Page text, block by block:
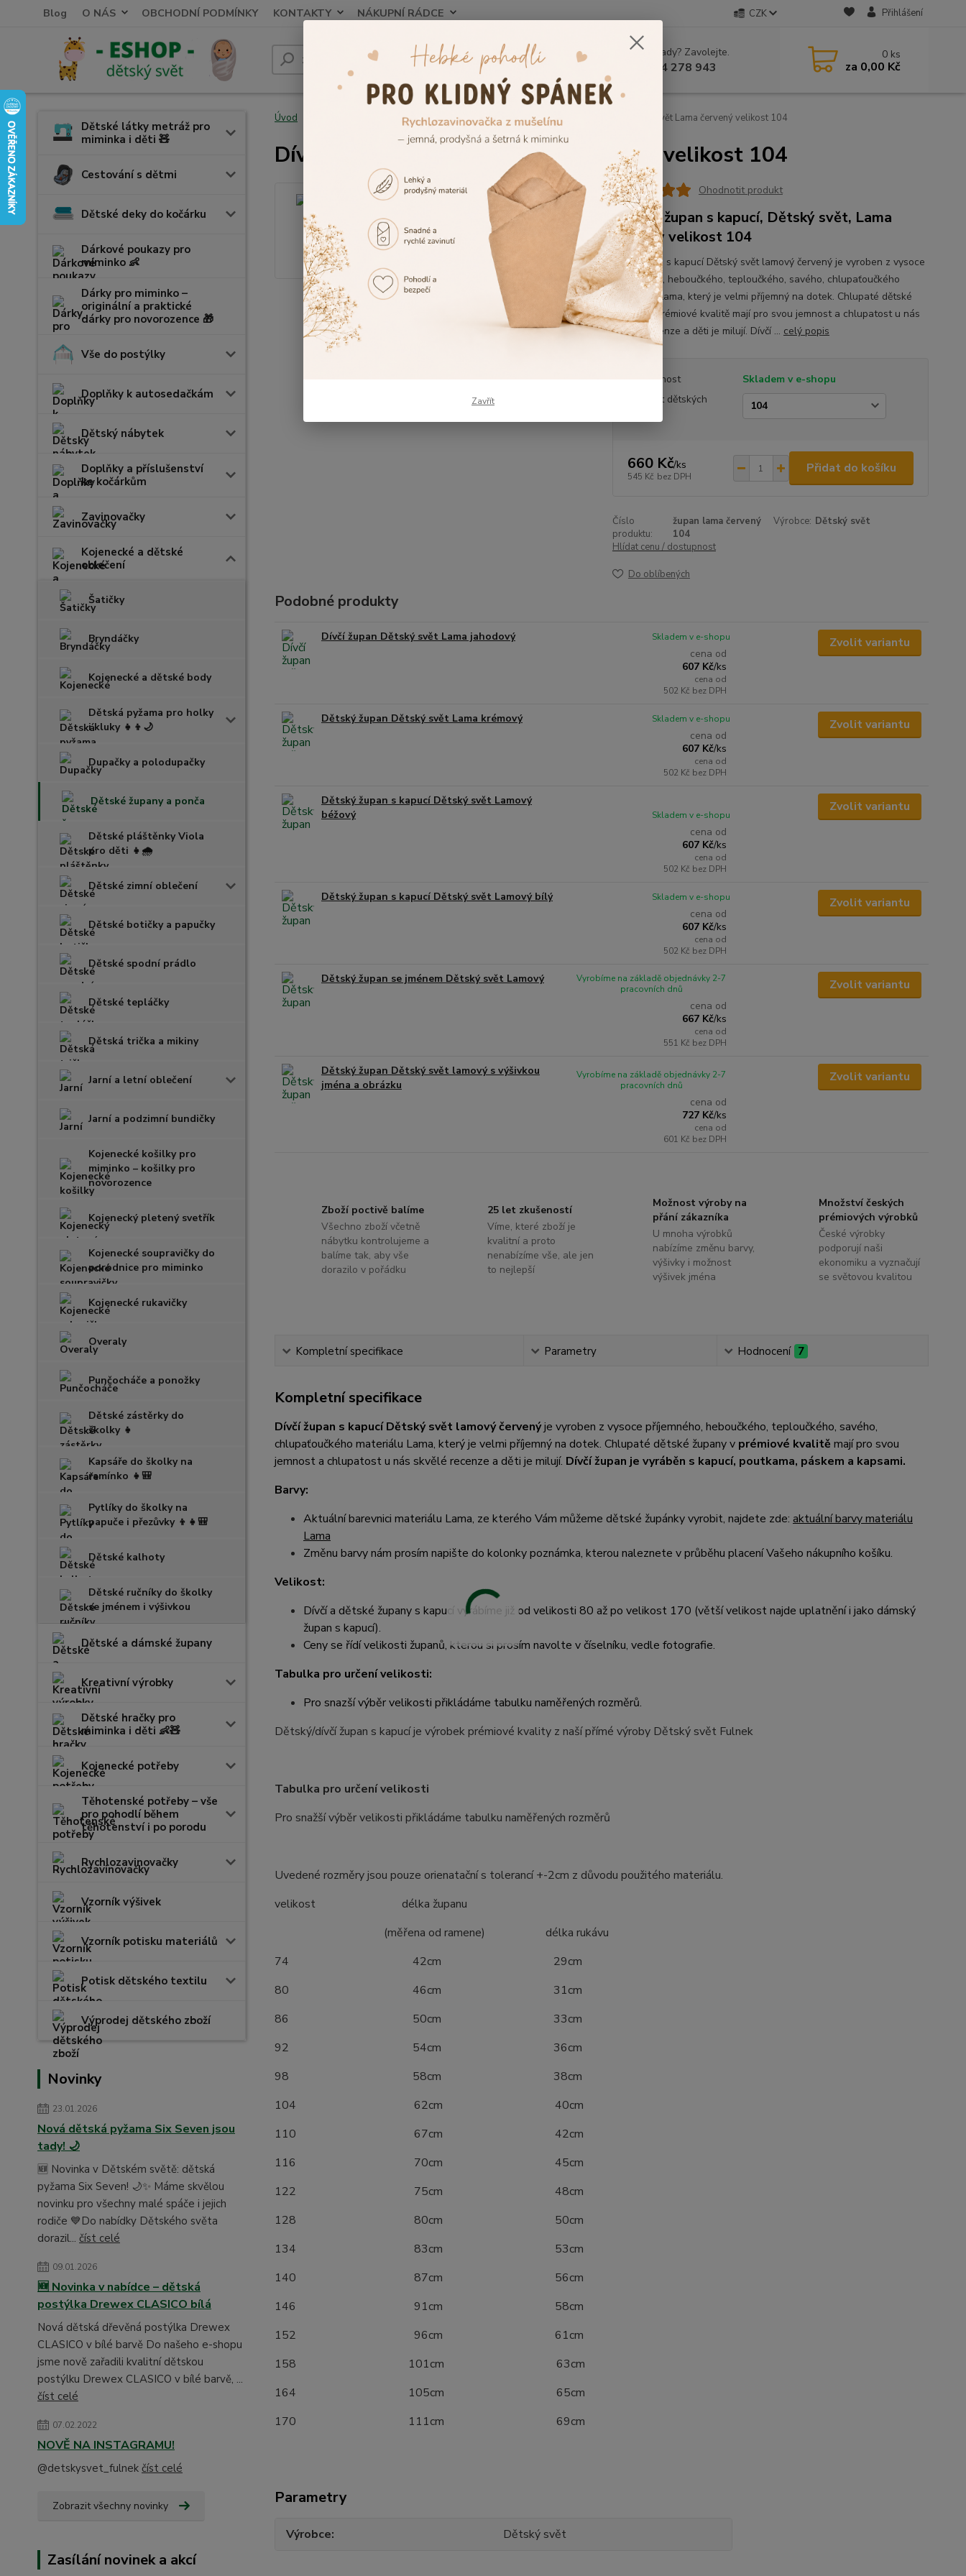
Blog O NÁS OBCHODNÍ PODMÍNKY KONTAKTY NÁKUPNÍ RÁDCE CZK Přihlášení
Hledat Nevíte si rady? Zavolejte.
+420 604 278 943
0 ks
za 0,00 Kč
Dětské látky metráž pro
miminka i děti 🧸
Cestování s dětmi
Dětské deky do kočárku
Dárkové poukazy pro
miminko 👶
Dárky pro miminko –
originální a praktické
dárky pro novorozence 🎁
Vše do postýlky
Doplňky k autosedačkám
Dětský nábytek
Doplňky a příslušenství
ke kočárkům
Zavinovačky
Kojenecké a dětské
oblečení
Šatičky
Bryndáčky
Kojenecké a dětské body
Dětská pyžama pro holky
i kluky 👧👦🌙
Dupačky a polodupačky
Dětské župany a ponča
Dětské pláštěnky Viola
pro děti 👧🌧️
Dětské zimní oblečení
Dětské botičky a papučky
Dětské spodní prádlo
Dětské tepláčky
Dětská trička a mikiny
Jarní a letní oblečení
Jarní a podzimní bundičky
Kojenecké košilky pro
miminko – košilky pro
novorozence
Kojenecký pletený svetřík
Kojenecké soupravičky do
porodnice pro miminko
Kojenecké rukavičky
Overaly
Punčocháče a ponožky
Dětské zástěrky do
školky 👧
Kapsáře do školky na
ramínko 👧🎒
Pytlíky do školky na
papuče i přezůvky 👦👧🎒
Dětské kalhoty
Dětské ručníky do školky
se jménem i výšivkou
Dětské a dámské župany
Kreativní výrobky
Dětské hračky pro
miminka i děti 👶🧸
Kojenecké potřeby
Těhotenské potřeby – vše
pro pohodlí během
těhotenství i po porodu
Rychlozavinovačky
Vzorník výšivek
Vzorník potisku materiálů
Potisk dětského textilu
Výprodej dětského zboží
Novinky
23.01.2026
Nová dětská pyžama Six Seven jsou
tady! 🌙
🆕 Novinka v Dětském světě: dětská
pyžama Six Seven! 🌙✨ Máme skvělou
novinku pro všechny malé spáče i jejich
rodiče 💙Do nabídky Dětského světa
dorazil... číst celé
09.01.2026
🆕 Novinka v nabídce – dětská
postýlka Drewex CLASICO bílá
Nová dětská dřevěná postýlka Drewex
CLASICO v bílé barvě Do našeho e-shopu
jsme nově zařadili kvalitní dětskou
postýlku Drewex CLASICO v bílé barvě, ...
číst celé
07.02.2022
NOVĚ NA INSTAGRAMU!
@detskysvet_fulnek číst celé
Zobrazit všechny novinky
Zasílání novinek a akcí
Úvod Kojenecké a dětské oblečení Dětské župany a ponča Dívčí župan Dětský svět Lama červený velikost 104
Dívčí župan Dětský svět Lama červený velikost 104
Ohodnotit produkt
Dětský župan s kapucí, Dětský svět, Lama
červený velikost 104
Dívčí župan s kapucí Dětský svět lamový červený je vyroben z vysoce
příjemného, heboučkého, teploučkého, savého, chlupaťoučkého
materiálu Lama, který je velmi příjemný na dotek. Chlupaté dětské
župany v prémiové kvalitě mají pro svou jemnost a chlupatost u nás
skvělé recenze a děti je milují. Dívčí ... celý popis
Dostupnost
Skladem v e-shopu
Velikost dětských
660 Kč/ks
545 Kč bez DPH
Přidat do košíku
Číslo
produktu:
župan lama červený
104
Výrobce: Dětský svět
Hlídat cenu / dostupnost
Do oblíbených
Podobné produkty
Dívčí župan Dětský svět Lama jahodový
cena od
607 Kč/ks
cena od
502 Kč bez DPH
Skladem v e-shopu Zvolit variantu
Dětský župan Dětský svět Lama krémový
cena od
607 Kč/ks
cena od
502 Kč bez DPH
Skladem v e-shopu Zvolit variantu
Dětský župan s kapucí Dětský svět Lamový
béžový
cena od
607 Kč/ks
cena od
502 Kč bez DPH
Skladem v e-shopu
Zvolit variantu
Dětský župan s kapucí Dětský svět Lamový bílý
cena od
607 Kč/ks
cena od
502 Kč bez DPH
Skladem v e-shopu Zvolit variantu
Dětský župan se jménem Dětský svět Lamový
cena od
667 Kč/ks
cena od
551 Kč bez DPH
Vyrobíme na základě objednávky 2-7
pracovních dnů
Zvolit variantu
Dětský župan Dětský svět lamový s výšivkou
jména a obrázku
cena od
727 Kč/ks
cena od
601 Kč bez DPH
Vyrobíme na základě objednávky 2-7
pracovních dnů
Zvolit variantu
Zboží poctivě balíme
Všechno zboží včetně
nábytku kontrolujeme a
balíme tak, aby vše
dorazilo v pořádku
25 let zkušeností
Víme, které zboží je
kvalitní a proto
nenabízíme vše, ale jen
to nejlepší
Možnost výroby na
přání zákazníka
U mnoha výrobků
nabízíme změnu barvy,
výšivky i možnost
výšivek jména
Množství českých
prémiových výrobků
České výrobky
podporují naši
ekonomiku a vyznačují
se světovou kvalitou
Kompletní specifikace Parametry Hodnocení 7
Kompletní specifikace
Dívčí župan s kapucí Dětský svět lamový červenýje vyroben z vysoce příjemného, heboučkého, teploučkého, savého,
chlupaťoučkého materiálu Lama, který je velmi příjemný na dotek. Chlupaté dětské župany v prémiové kvalitě mají pro svou
jemnost a chlupatost u nás skvělé recenze a děti je milují. Dívčí župan je vyráběn s kapucí, poutkama, páskem a kapsami.
Barvy:
Aktuální barevnici materiálu Lama, ze kterého Vám můžeme dětské župánky vyrobit, najdete zde: aktuální barvy materiálu
Lama
Změnu barvy nám prosím napište do kolonky poznámka, kterou naleznete v průběhu placení Vašeho nákupního košíku.
Velikost:
Dívčí a dětské župany s kapucí vyrábíme již od velikosti 80 až po velikost 170 (větší velikost najde uplatnění i jako dámský
župan s kapucí).
Ceny se řídí velikosti županů, kterou si prosím navolte v číselníku, vedle fotografie.
Tabulka pro určení velikosti:
Pro snazší výběr velikosti přikládáme tabulku naměřených rozměrů.
Dětský/dívčí župan s kapucí je výrobek prémiové kvality z naší přímé výroby Dětský svět Fulnek
Tabulka pro určení velikosti
Pro snažší výběr velikosti přikládáme tabulku naměřených rozměrů
Uvedené rozměry jsou pouze orienatační s tolerancí +-2cm z důvodu použitého materiálu.
velikost délka županu
(měřena od ramene) délka rukávu
74 42cm 29cm
80 46cm 31cm
86 50cm 33cm
92 54cm 36cm
98 58cm 38cm
104 62cm 40cm
110 67cm 42cm
116 70cm 45cm
122 75cm 48cm
128 80cm 50cm
134 83cm 53cm
140 87cm 56cm
146 91cm 58cm
152 96cm 61cm
158 101cm 63cm
164 105cm 65cm
170 111cm 69cm
Parametry
Výrobce Dětský svět
Zavřít